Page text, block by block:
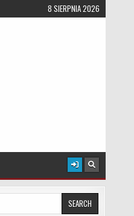
8 SIERPNIA 2026